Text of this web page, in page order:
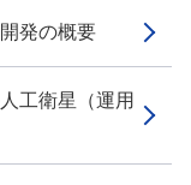
発の概要
工衛星（運用